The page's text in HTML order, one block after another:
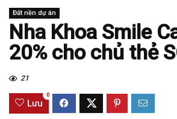
Đất nền dự án
Nha Khoa Smile
20% cho chủ thẻ
21
Lưu
0